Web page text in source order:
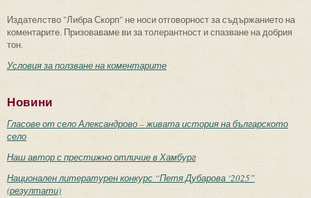
Издателство "Либра Скорп" не носи отговорност за съдържанието на
коментарите. Призоваваме ви за толерантност и спазване на добрия
тон.
Условия за ползване на коментарите
Новини
Гласове от село Александрово – живата история на българското
село
Наш автор с престижно отличие в Хамбург
Национален литературен конкурс “Петя Дубарова ‘2025”
(резултати)